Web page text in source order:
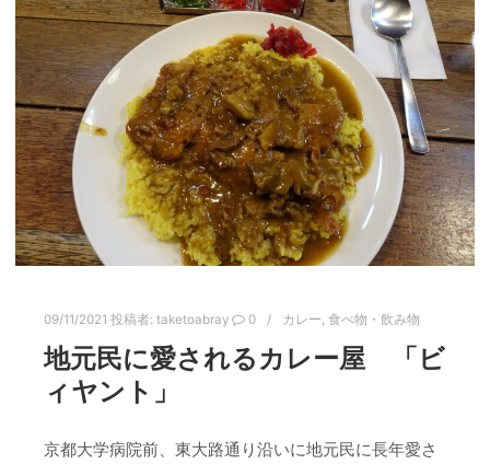
09/11/2021 投稿者: taketoabray 0 カレー 食べ物・飲み物
地元民に愛されるカレー屋 「ビ
ィヤント」
京都大学病院前、東大路通り沿いに地元民に長年愛さ